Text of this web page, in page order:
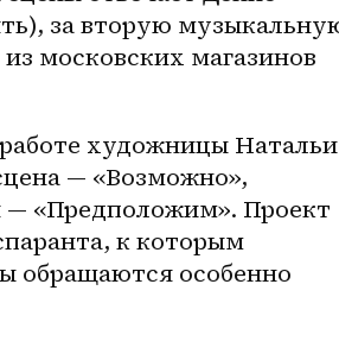
за вторую
московских магазинов
художницы Натальи
— «Возможно»,
— «Предположим». Проект
к которым
обращаются особенно